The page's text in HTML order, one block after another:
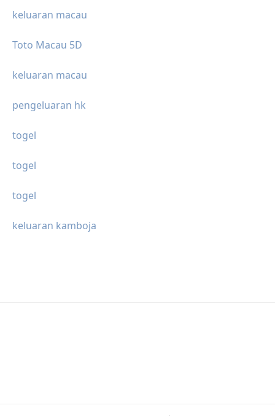
keluaran macau
Toto Macau 5D
keluaran macau
pengeluaran hk
togel
togel
togel
keluaran kamboja